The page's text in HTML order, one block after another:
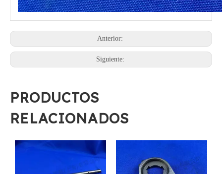
Anterior:
Siguiente:
PRODUCTOS
RELACIONADOS